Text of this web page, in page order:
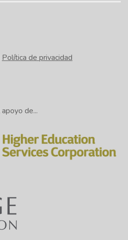
Política de privacidad
de...